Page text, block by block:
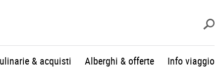
& acquisti Alberghi & offerte Info viaggio